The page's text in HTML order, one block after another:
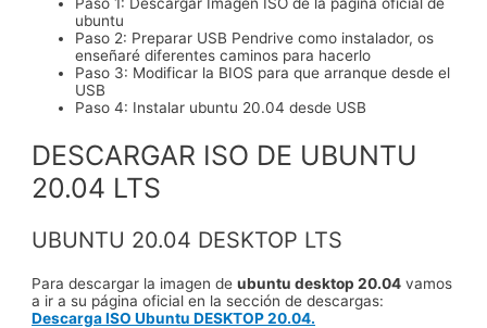
ubuntu
Paso 2: Preparar USB Pendrive como instalador, os
enseñaré diferentes caminos para hacerlo
Paso 3: Modificar la BIOS para que arranque desde el
USB
Paso 4: Instalar ubuntu 20.04 desde USB
DESCARGAR ISO DE UBUNTU
20.04 LTS
UBUNTU 20.04 DESKTOP LTS
Para descargar la imagen deubuntu desktop 20.04 vamos
a ir a su página oficial en la sección de descargas:
Descarga ISO Ubuntu DESKTOP 20.04.